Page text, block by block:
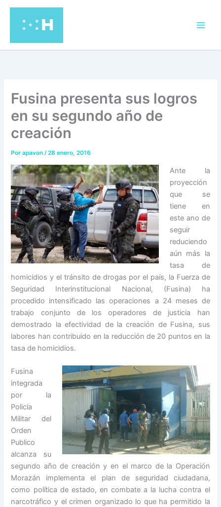
contenido
Fusina presenta sus logros
en su segundo año de
creación
Porapavon/28 enero, 2016
Ante la
proyección
que se
tiene en
este ano de
seguir
reduciendo
aún más la
tasa de
homicidios y el tránsito de drogas por el país, la Fuerza de
Seguridad Interinstitucional Nacional, (Fusina) ha
procedido intensificado las operaciones a 24 meses de
trabajo conjunto de los operadores de justicia han
demostrado la efectividad de la creación de Fusina, sus
labores han contribuido en la reducción de 20 puntos en la
tasa de homicidios.
Fusina
integrada
por la
Policía
Militar del
Orden
Publico
alcanza su
segundo año de creación y en el marco de la Operación
Morazán implementa el plan de seguridad ciudadana,
como política de estado, en combate a la lucha contra el
narcotráfico y el crimen organizado lo que ha permitido la